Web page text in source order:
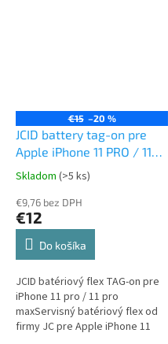
€15 –20 %
JCID battery tag-on pre
Apple iPhone 11 PRO / 11
PRO MAX
Skladom (>5 ks)
€9,76 bez DPH
€12
Do košíka
JCID batériový flex TAG-on pre
iPhone 11 pro / 11 pro
maxServisný batériový flex od
firmy JC pre Apple iPhone 11